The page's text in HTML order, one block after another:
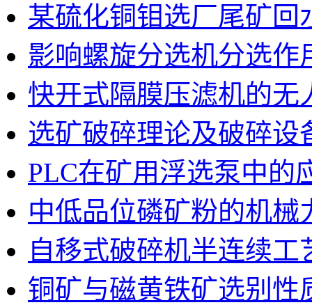
某硫化铜钼选厂尾矿回
影响螺旋分选机分选作
快开式隔膜压滤机的无
选矿破碎理论及破碎设
PLC在矿用浮选泵中的
中低品位磷矿粉的机
自移式破碎机半连续
铜矿与磁黄铁矿选别性